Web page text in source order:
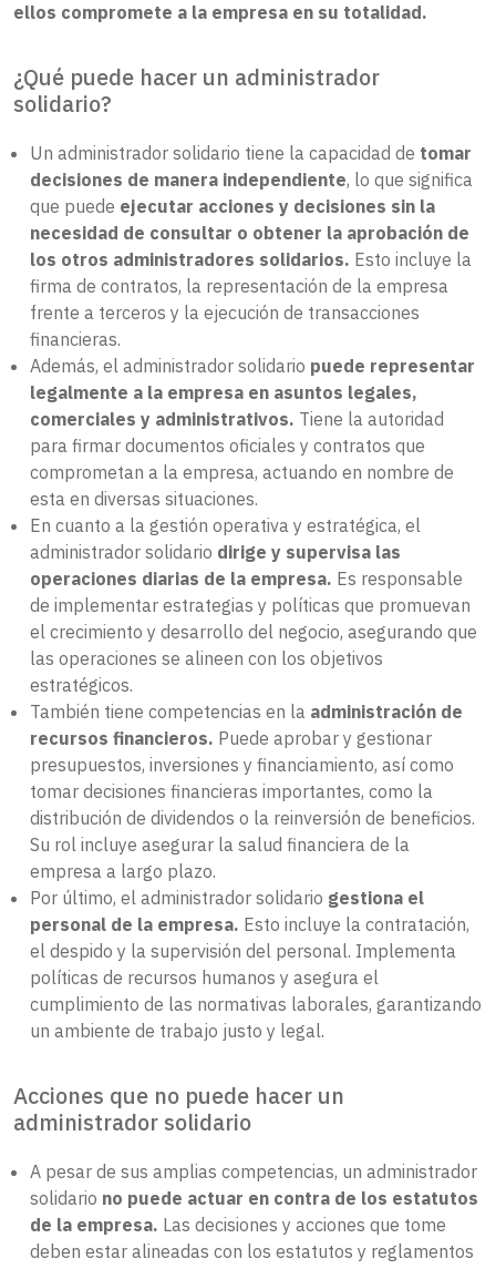
ellos compromete a la empresa en su totalidad.
¿Qué puede hacer un administrador
solidario?
Un administrador solidario tiene la capacidad de tomar
decisiones de manera independiente, lo que significa
que puede ejecutar acciones y decisiones sin la
necesidad de consultar o obtener la aprobación de
los otros administradores solidarios. Esto incluye la
firma de contratos, la representación de la empresa
frente a terceros y la ejecución de transacciones
financieras.
Además, el administrador solidario puede representar
legalmente a la empresa en asuntos legales,
comerciales y administrativos. Tiene la autoridad
para firmar documentos oficiales y contratos que
comprometan a la empresa, actuando en nombre de
esta en diversas situaciones.
En cuanto a la gestión operativa y estratégica, el
administrador solidario dirige y supervisa las
operaciones diarias de la empresa. Es responsable
de implementar estrategias y políticas que promuevan
el crecimiento y desarrollo del negocio, asegurando que
las operaciones se alineen con los objetivos
estratégicos.
También tiene competencias en la administración de
recursos financieros. Puede aprobar y gestionar
presupuestos, inversiones y financiamiento, así como
tomar decisiones financieras importantes, como la
distribución de dividendos o la reinversión de beneficios.
Su rol incluye asegurar la salud financiera de la
empresa a largo plazo.
Por último, el administrador solidario gestiona el
personal de la empresa. Esto incluye la contratación,
el despido y la supervisión del personal. Implementa
políticas de recursos humanos y asegura el
cumplimiento de las normativas laborales, garantizando
un ambiente de trabajo justo y legal.
Acciones que no puede hacer un
administrador solidario
A pesar de sus amplias competencias, un administrador
solidario no puede actuar en contra de los estatutos
de la empresa. Las decisiones y acciones que tome
deben estar alineadas con los estatutos y reglamentos